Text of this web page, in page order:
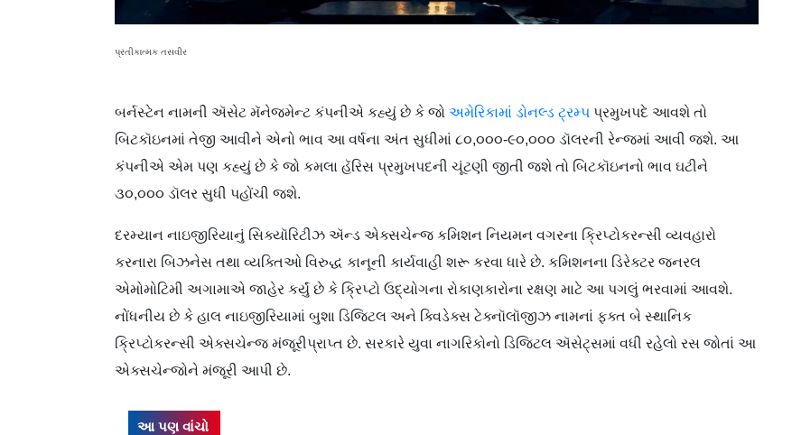
પ્રતીકાત્મક તસવીર
બર્નસ્ટેન નામની ઍસેટ મૅનેજમેન્ટ કંપનીએ કહ્યું છે કે જો અમેરિકામાં ડોનલ્ડ ટ્રમ્પ પ્રમુખપદે આવશે તો
બિટકૉઇનમાં તેજી આવીને એનો ભાવ આ વર્ષના અંત સુધીમાં ૮૦,૦૦૦-૯૦,૦૦૦ ડૉલરની રેન્જમાં આવી જશે. આ
કંપનીએ એમ પણ કહ્યું છે કે જો કમલા હૅરિસ પ્રમુખપદની ચૂંટણી જીતી જશે તો બિટકૉઇનનો ભાવ ઘટીને
૩૦,૦૦૦ ડૉલર સુધી પહોંચી જશે.
દરમ્યાન નાઇજીરિયાનું સિક્યૉરિટીઝ ઍન્ડ એક્સચેન્જ કમિશન નિયમન વગરના ક્રિપ્ટોકરન્સી વ્યવહારો
કરનારા બિઝનેસ તથા વ્યક્તિઓ વિરુદ્ધ કાનૂની કાર્યવાહી શરૂ કરવા ધારે છે. કમિશનના ડિરેક્ટર જનરલ
એમોમોટિમી અગામાએ જાહેર કર્યું છે કે ક્રિપ્ટો ઉદ્યોગના રોકાણકારોના રક્ષણ માટે આ પગલું ભરવામાં આવશે.
નોંધનીય છે કે હાલ નાઇજીરિયામાં બુશા ડિજિટલ અને ક્વિડેક્સ ટેક્નૉલૉજીઝ નામનાં ફક્ત બે સ્થાનિક
ક્રિપ્ટોકરન્સી એક્સચેન્જ મંજૂરીપ્રાપ્ત છે. સરકારે યુવા નાગરિકોનો ડિજિટલ ઍસેટ્સમાં વધી રહેલો રસ જોતાં આ
એક્સચેન્જોને મંજૂરી આપી છે.
આ પણ વાંચો